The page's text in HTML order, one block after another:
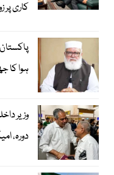
کاری پر
ہوا کا
وزیر
دورہ،